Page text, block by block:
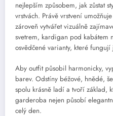
nejlepším způsobem, jak zůstat
vrstvách. Právě vrstvení
zároveň vytvářet vizuálně
svetrem, kardigan pod kabátem
osvědčené varianty, které
Aby outfit působil harmonicky,
barev. Odstíny béžové, hnědé,
spolu krásně ladí a tvoří základ,
garderoba nejen působí
celý den.